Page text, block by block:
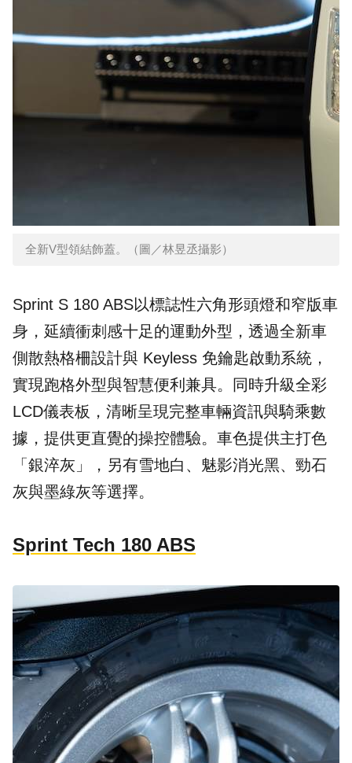
全新V型領結飾蓋。（圖／林昱丞攝影）
Sprint S 180 ABS以標誌性六角形頭燈和窄版車
身，延續衝刺感十足的運動外型，透過全新車
側散熱格柵設計與 Keyless 免鑰匙啟動系統，
實現跑格外型與智慧便利兼具。同時升級全彩
LCD儀表板，清晰呈現完整車輛資訊與騎乘數
據，提供更直覺的操控體驗。車色提供主打色
「銀淬灰」，另有雪地白、魅影消光黑、勁石
灰與墨綠灰等選擇。
Sprint Tech 180 ABS